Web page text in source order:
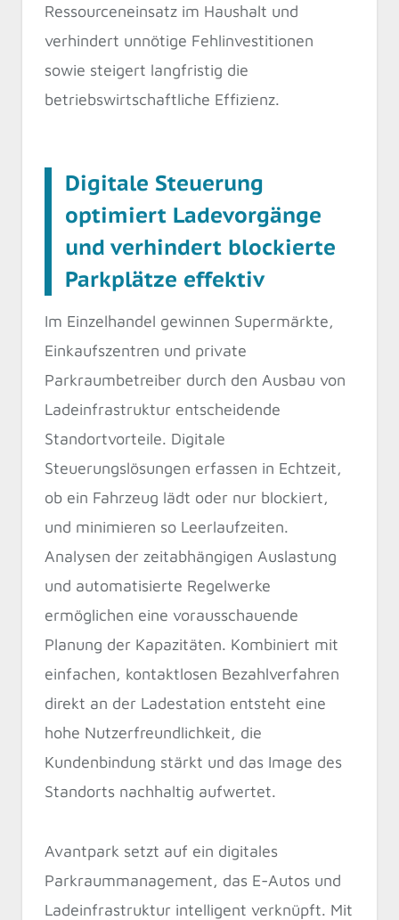
Ressourceneinsatz im Haushalt und
verhindert unnötige Fehlinvestitionen
sowie steigert langfristig die
betriebswirtschaftliche Effizienz.
Digitale Steuerung
optimiert Ladevorgänge
und verhindert blockierte
Parkplätze effektiv
Im Einzelhandel gewinnen Supermärkte,
Einkaufszentren und private
Parkraumbetreiber durch den Ausbau von
Ladeinfrastruktur entscheidende
Standortvorteile. Digitale
Steuerungslösungen erfassen in Echtzeit,
ob ein Fahrzeug lädt oder nur blockiert,
und minimieren so Leerlaufzeiten.
Analysen der zeitabhängigen Auslastung
und automatisierte Regelwerke
ermöglichen eine vorausschauende
Planung der Kapazitäten. Kombiniert mit
einfachen, kontaktlosen Bezahlverfahren
direkt an der Ladestation entsteht eine
hohe Nutzerfreundlichkeit, die
Kundenbindung stärkt und das Image des
Standorts nachhaltig aufwertet.
Avantpark setzt auf ein digitales
Parkraummanagement, das E-Autos und
Ladeinfrastruktur intelligent verknüpft. Mit